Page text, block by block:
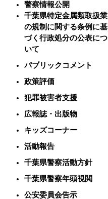
警察情報公開
千葉県特定金属類取扱業
の規制に関する条例に基
づく行政処分の公表につ
いて
パブリックコメント
政策評価
犯罪被害者支援
広報誌・出版物
キッズコーナー
活動報告
千葉県警察活動方針
千葉県警察年頭視閲
公安委員会告示